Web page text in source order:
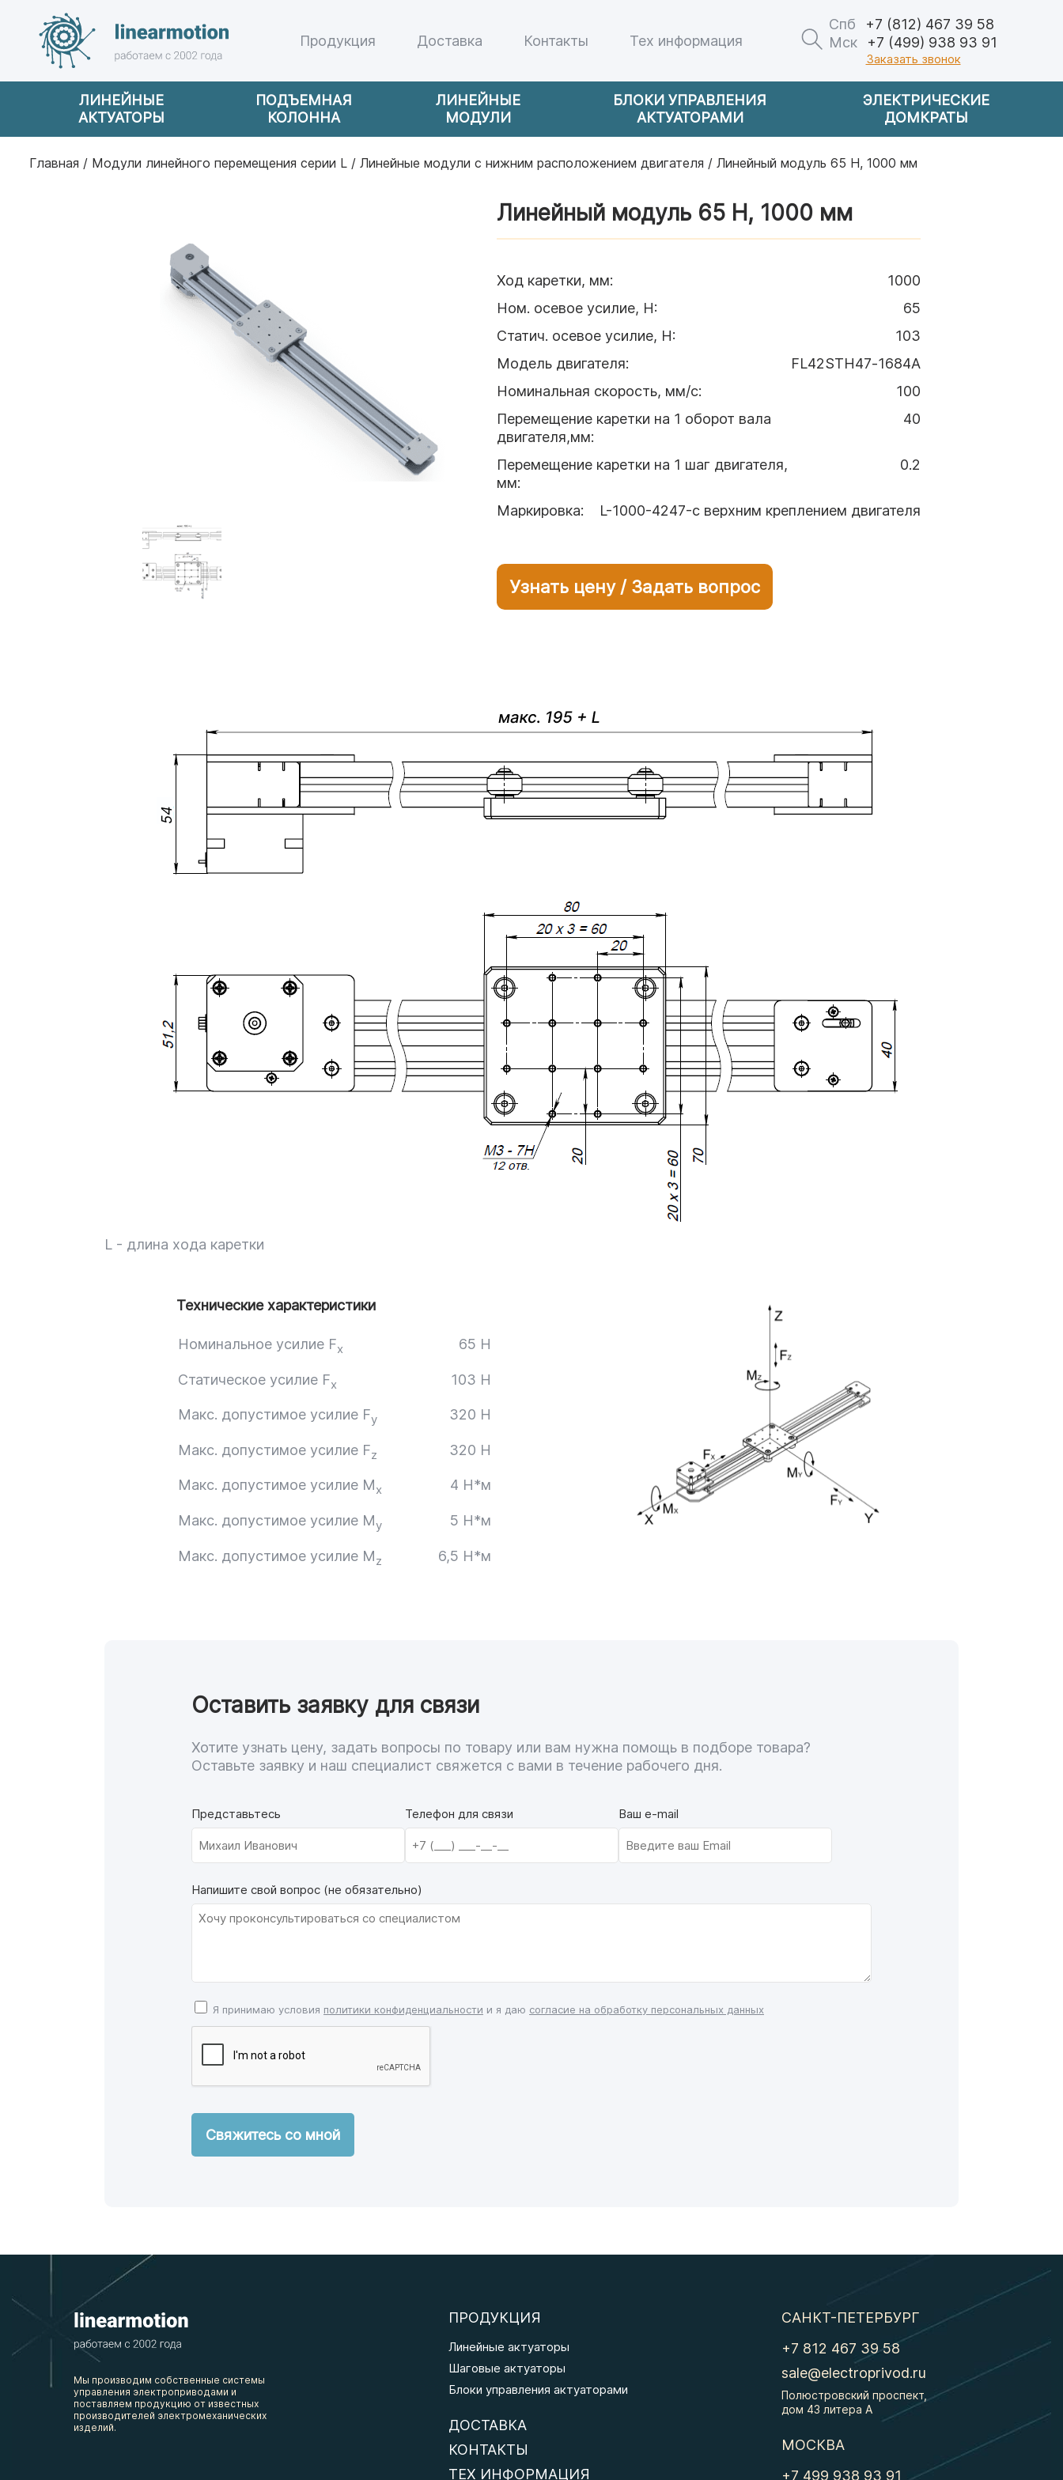
Продукция Доставка Контакты Тех информация
Спб
+7 (812) 467 39 58
Мск
+7 (499) 938 93 91
Заказать звонок
ЛИНЕЙНЫЕ
АКТУАТОРЫ
ПОДЪЕМНАЯ
КОЛОННА
ЛИНЕЙНЫЕ
МОДУЛИ
БЛОКИ УПРАВЛЕНИЯ
АКТУАТОРАМИ
ЭЛЕКТРИЧЕСКИЕ
ДОМКРАТЫ
Главная / Модули линейного перемещения серии L / Линейные модули с нижним расположением двигателя / Линейный модуль 65 Н, 1000 мм
Линейный модуль 65 Н, 1000 мм
Ход каретки, мм:
1000
Ном. осевое усилие, H:
65
Статич. осевое усилие, H:
103
Модель двигателя:
FL42STH47‑1684A
Номинальная скорость, мм/с:
100
Перемещение каретки на 1 оборот вала
двигателя,мм:
40
Перемещение каретки на 1 шаг двигателя,
мм:
0.2
Маркировка: L-1000-4247-с верхним креплением двигателя
Узнать цену / Задать вопрос
L - длина хода каретки
Технические характеристики
Номинальное усилие Fx 65 H
Статическое усилие Fx 103 H
Макс. допустимое усилие Fy 320 H
Макс. допустимое усилие Fz 320 H
Макс. допустимое усилие Mx 4 Н*м
Макс. допустимое усилие My 5 Н*м
Макс. допустимое усилие Mz 6,5 Н*м
Оставить заявку для связи
Хотите узнать цену, задать вопросы по товару или вам нужна помощь в подборе товара?
Оставьте заявку и наш специалист свяжется с вами в течение рабочего дня.
Представьтесь Телефон для связи Ваш e-mail
Напишите свой вопрос (не обязательно)
Я принимаю условия политики конфиденциальности и я даю согласие на обработку персональных данных
Мы производим собственные системы
управления электроприводами и
поставляем продукцию от известных
производителей электромеханических
изделий.
ПРОДУКЦИЯ
Линейные актуаторы
Шаговые актуаторы
Блоки управления актуаторами
ДОСТАВКА
КОНТАКТЫ
ТЕХ ИНФОРМАЦИЯ
САНКТ-ПЕТЕРБУРГ
+7 812 467 39 58
sale@electroprivod.ru
Полюстровский проспект,
дом 43 литера А
МОСКВА
+7 499 938 93 91